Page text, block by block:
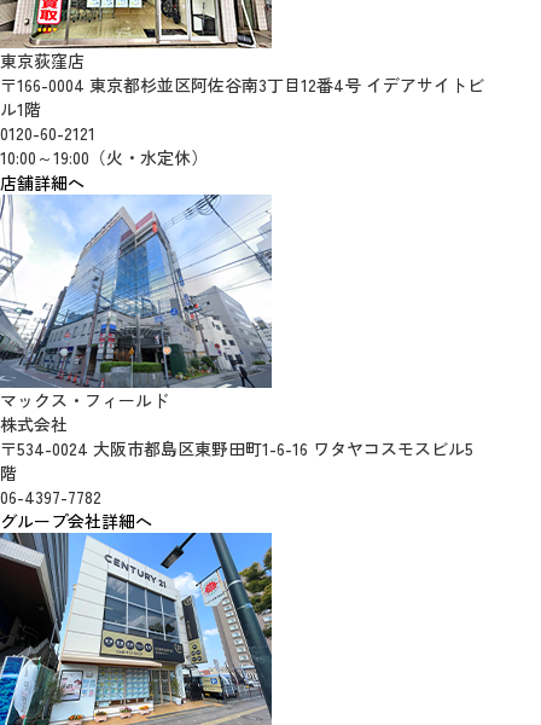
東京荻窪店
〒166-0004 東京都杉並区阿佐谷南3丁目12番4号 イデアサイトビ
ル1階
0120-60-2121
10:00～19:00（火・水定休）
店舗詳細へ
マックス・フィールド
株式会社
〒534-0024 大阪市都島区東野田町1-6-16 ワタヤコスモスビル5
階
06-4397-7782
グループ会社詳細へ